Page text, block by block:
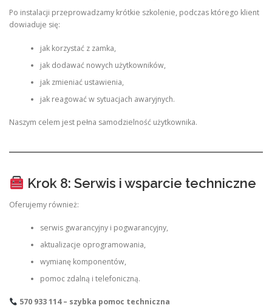
Po instalacji przeprowadzamy krótkie szkolenie, podczas którego klient
dowiaduje się:
jak korzystać z zamka,
jak dodawać nowych użytkowników,
jak zmieniać ustawienia,
jak reagować w sytuacjach awaryjnych.
Naszym celem jest pełna samodzielność użytkownika.
Krok 8: Serwis i wsparcie techniczne
Oferujemy również:
serwis gwarancyjny i pogwarancyjny,
aktualizacje oprogramowania,
wymianę komponentów,
pomoc zdalną i telefoniczną.
570 933 114 – szybka pomoc techniczna